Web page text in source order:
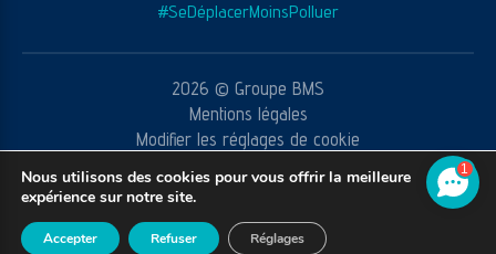
ECRIVEZ-NOUS
#SeDéplacerMoinsPolluer
2026 © Groupe BMS
Mentions légales
Modifier les réglages de cookie
Réalisation agence web
Nous utilisons des cookies pour vous offrir la meilleure
expérience sur notre site.
Accepter Refuser Réglages
1